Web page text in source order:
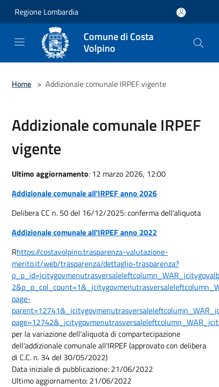
Regione Lombardia
Comune di Costa
Volpino
Home > Addizionale comunale IRPEF vigente
Addizionale comunale IRPEF
vigente
Ultimo aggiornamento: 12 marzo 2026, 12:00
Addizionale comunale all'IRPEF anno 2026
Delibera CC n. 50 del 16/12/2025: conferma dell'aliquota
Addizionale comunale all'IRPEF anno 2022
Rhttps://costavolpino.trasparenza-valutazione-
merito.it/web/trasparenza/dettaglio-trasparenza?
page-
per la variazione dell'aliquota di compartecipazione
dell'addizionale comunale all'IRPEF (approvato con delibera
di C.C. n. 34 del 30/05/2022)
Data iniziale di pubblicazione: 21/06/2022
Ultimo aggiornamento: 21/06/2022